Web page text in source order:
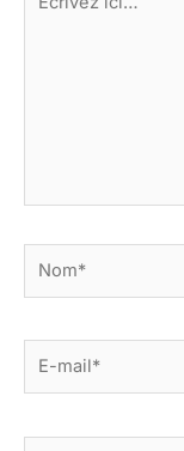
ici…
mail*